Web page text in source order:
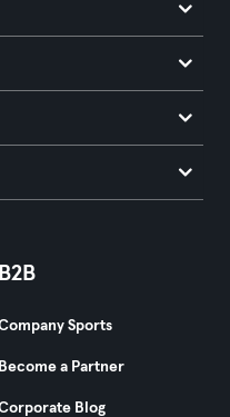
B2B
Sports
Become a Partner
Blog